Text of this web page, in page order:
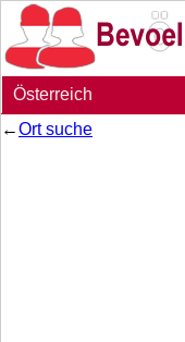
Österreich
←Ort suche